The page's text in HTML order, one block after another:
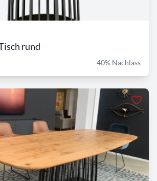
rund
40% Nachlass